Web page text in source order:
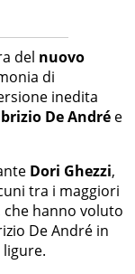
del nuovo
di
inedita
De André e
Dori Ghezzi,
tra i maggiori
hanno voluto
De André in